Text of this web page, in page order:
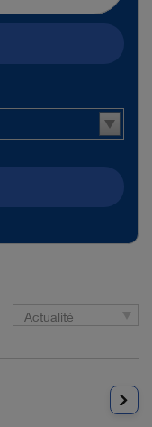
Actualité